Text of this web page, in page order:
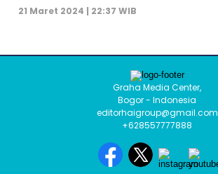
21 Maret 2024 | 22:37 WIB
Graha Media Center,
Bogor - Indonesia
editorhaigroup@gmail.com
+628557777888